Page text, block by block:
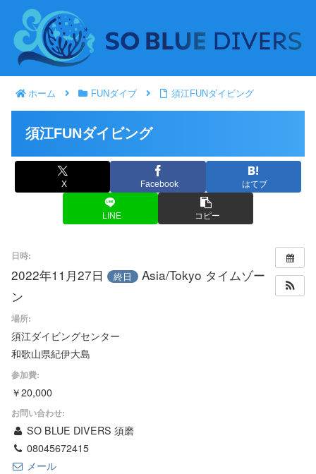
ホーム FUNダイブ 須江FUNダイビング
須江FUNダイビング
X Facebook はてブ
LINE コピー
日時:
2022年11月27日 終日
Asia/Tokyo タイムゾー
ン
場所:
須江ダイビングセンター
和歌山県紀伊大島
参加費:
￥20,000
お問い合わせ:
SO BLUE DIVERS 須磨
08045672415
メール